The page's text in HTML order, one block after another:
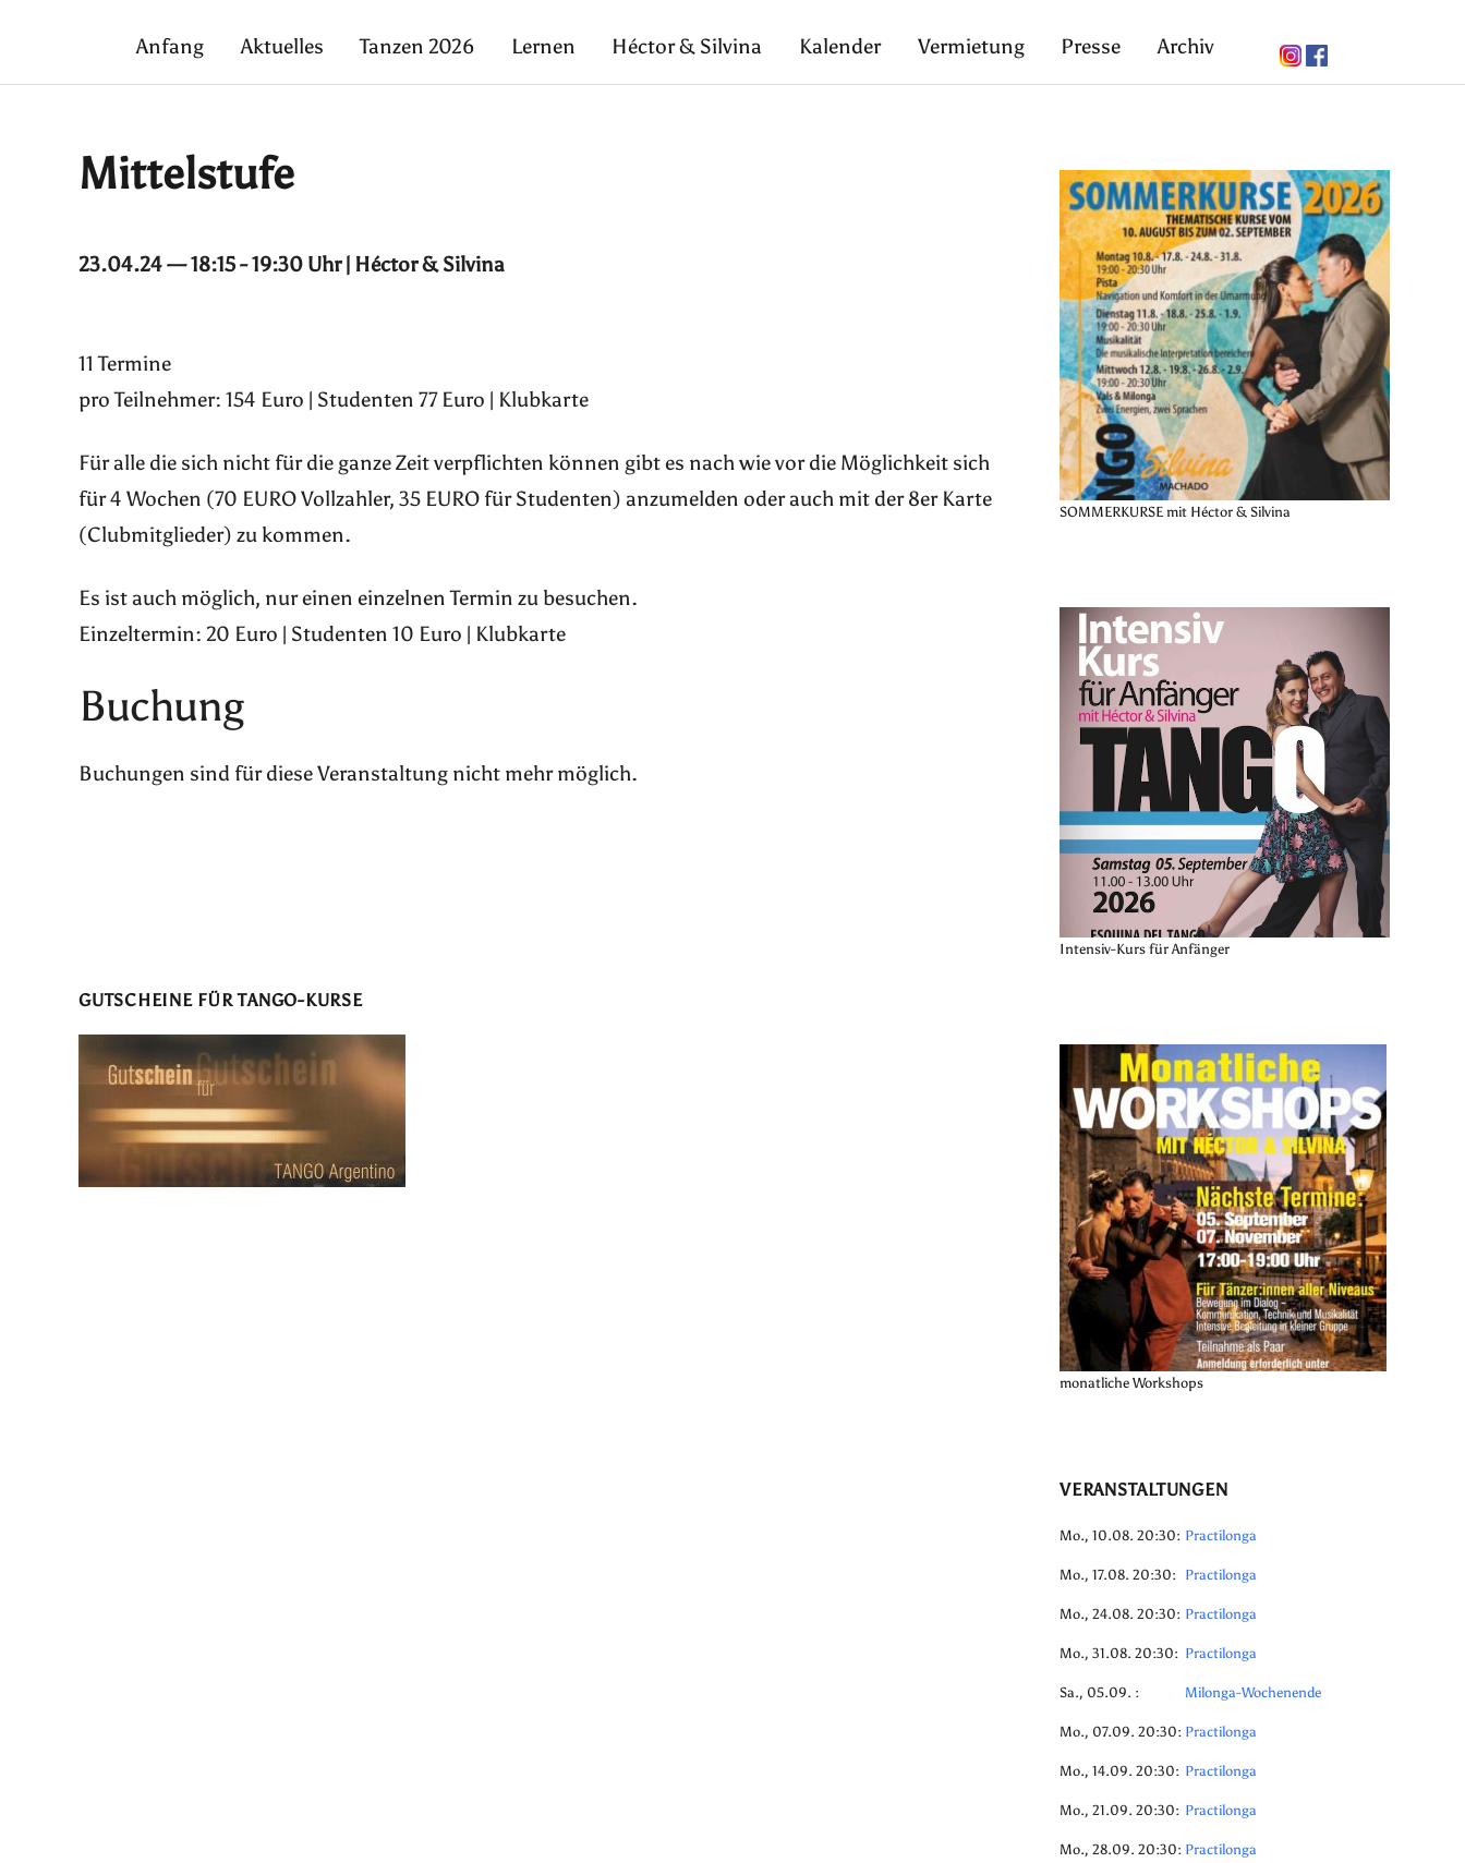
Anfang Aktuelles Tanzen 2026 Lernen Héctor & Silvina Kalender Vermietung Presse Archiv
Mittelstufe
23.04.24 — 18:15 - 19:30 Uhr | Héctor & Silvina
11 Termine
pro Teilnehmer: 154 Euro | Studenten 77 Euro | Klubkarte
Für alle die sich nicht für die ganze Zeit verpflichten können gibt es nach wie vor die Möglichkeit sich
für 4 Wochen (70 EURO Vollzahler, 35 EURO für Studenten) anzumelden oder auch mit der 8er Karte
(Clubmitglieder) zu kommen.
Es ist auch möglich, nur einen einzelnen Termin zu besuchen.
Einzeltermin: 20 Euro | Studenten 10 Euro | Klubkarte
Buchung
Buchungen sind für diese Veranstaltung nicht mehr möglich.
GUTSCHEINE FÜR TANGO-KURSE
SOMMERKURSE mit Héctor & Silvina
Intensiv-Kurs für Anfänger
monatliche Workshops
VERANSTALTUNGEN
Mo., 10.08. 20:30: Practilonga
Mo., 17.08. 20:30: Practilonga
Mo., 24.08. 20:30: Practilonga
Mo., 31.08. 20:30: Practilonga
Sa., 05.09. : Milonga-Wochenende
Mo., 07.09. 20:30: Practilonga
Mo., 14.09. 20:30: Practilonga
Mo., 21.09. 20:30: Practilonga
Mo., 28.09. 20:30: Practilonga